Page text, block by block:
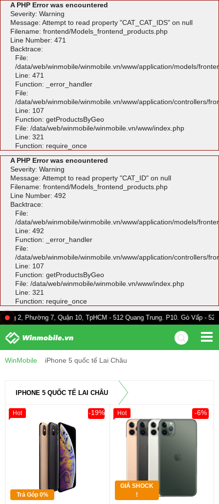
A PHP Error was encountered
Severity: Warning
Message: Attempt to read property "CAT_CAT_IDS" on null
Filename: frontend/Models_frontend_products.php
Line Number: 471
Backtrace:
File:
/data/web/winmobile/winmobile.vn/www/application/models/
Line: 471
Function: _error_handler
File:
/data/web/winmobile/winmobile.vn/www/application/controllers/
Line: 107
Function: getProductsByGeo
File: /data/web/winmobile/winmobile.vn/www/index.php
Line: 321
Function: require_once
A PHP Error was encountered
Severity: Warning
Message: Attempt to read property "CAT_ID" on null
Filename: frontend/Models_frontend_products.php
Line Number: 492
Backtrace:
File:
/data/web/winmobile/winmobile.vn/www/application/models/
Line: 492
Function: _error_handler
File:
/data/web/winmobile/winmobile.vn/www/application/controllers/
Line: 107
Function: getProductsByGeo
File: /data/web/winmobile/winmobile.vn/www/index.php
Line: 321
Function: require_once
7, Quận 10, TpHCM - 512 Quang Trung. P10. Gò Vấp - 528A Trường
WinMobile iPhone 5 quốc tế Lai Châu
IPHONE 5 QUỐC TẾ LAI CHÂU
Trả Góp 0%
-19%
Hot
GIÁ SHOCK
!
-6%
Hot